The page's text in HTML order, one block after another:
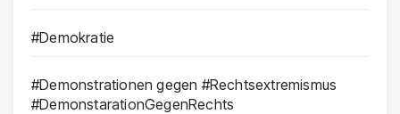
#Demokratie
#Demonstrationen gegen #Rechtsextremismus
#DemonstarationGegenRechts